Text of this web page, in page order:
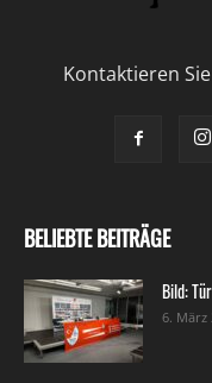
Kontaktieren
BELIEBTE BEITRÄGE
Bild:
6. März